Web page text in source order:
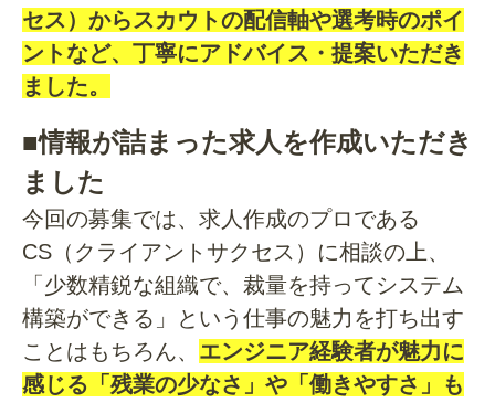
セス）からスカウトの配信軸や選考時のポイ
ントなど、丁寧にアドバイス・提案いただき
ました。
■情報が詰まった求人を作成いただき
ました
今回の募集では、求人作成のプロである
CS （クライアントサクセス）に相談の上、
「少数精鋭な組織で、裁量を持ってシステム
構築ができる」という仕事の魅力を打ち出す
ことはもちろん、 エンジニア経験者が魅力に
感じる「残業の少なさ」や「働きやすさ」も